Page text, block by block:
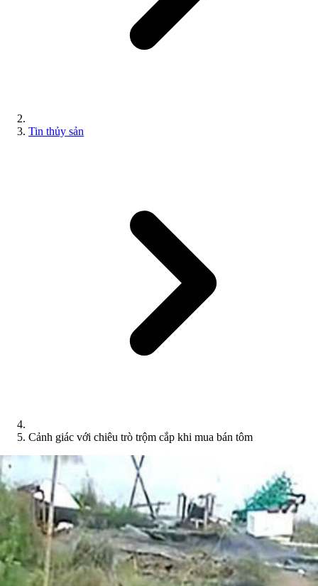
Tin thủy sản
Cảnh giác với chiêu trò trộm cắp khi mua bán tôm